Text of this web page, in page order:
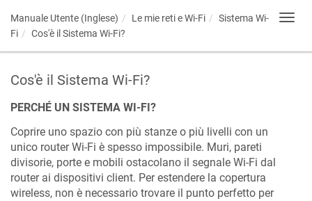
Manuale Utente (Inglese) Le mie reti e Wi-Fi
Sistema Wi-
Fi
Cos'è il Sistema Wi-Fi?
Cos'è il Sistema Wi-Fi?
PERCHÉ UN SISTEMA WI-FI?
Coprire uno spazio con più stanze o più livelli con un
unico router Wi-Fi è spesso impossibile. Muri, pareti
divisorie, porte e mobili ostacolano il segnale Wi-Fi dal
router ai dispositivi client. Per estendere la copertura
wireless, non è necessario trovare il punto perfetto per